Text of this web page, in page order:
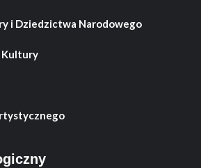
i Dziedzictwa Narodowego
Kultury